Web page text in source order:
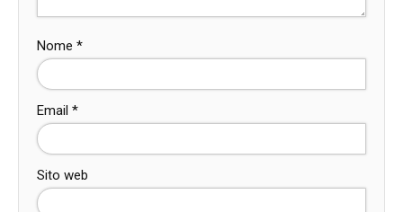
Nome *
Email *
Sito web